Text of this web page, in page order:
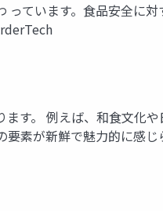
っています。食品安全に
す。 例えば、和食文化
要素が新鮮で魅力的に感